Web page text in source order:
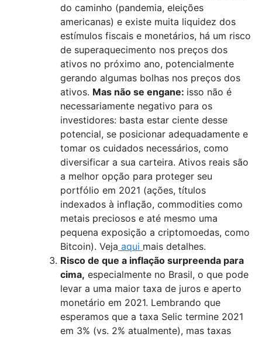
do caminho (pandemia, eleições
americanas) e existe muita liquidez dos
estímulos fiscais e monetários, há um risco
de superaquecimento nos preços dos
ativos no próximo ano, potencialmente
gerando algumas bolhas nos preços dos
ativos. Mas não se engane: isso não é
necessariamente negativo para os
investidores: basta estar ciente desse
potencial, se posicionar adequadamente e
tomar os cuidados necessários, como
diversificar a sua carteira. Ativos reais são
a melhor opção para proteger seu
portfólio em 2021 (ações, títulos
indexados à inflação, commodities como
metais preciosos e até mesmo uma
pequena exposição a criptomoedas, como
Bitcoin). Veja aqui mais detalhes.
Risco de que a inflação surpreenda para
cima, especialmente no Brasil, o que pode
levar a uma maior taxa de juros e aperto
monetário em 2021. Lembrando que
esperamos que a taxa Selic termine 2021
em 3% (vs. 2% atualmente), mas taxas